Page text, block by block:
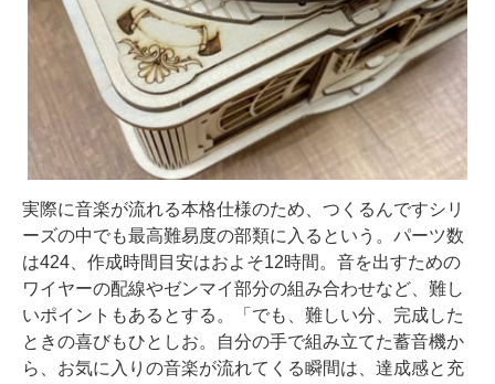
実際に音楽が流れる本格仕様のため、つくるんですシリ
ーズの中でも最高難易度の部類に入るという。パーツ数
は424、作成時間目安はおよそ12時間。音を出すための
ワイヤーの配線やゼンマイ部分の組み合わせなど、難し
いポイントもあるとする。「でも、難しい分、完成した
ときの喜びもひとしお。自分の手で組み立てた蓄音機か
ら、お気に入りの音楽が流れてくる瞬間は、達成感と充